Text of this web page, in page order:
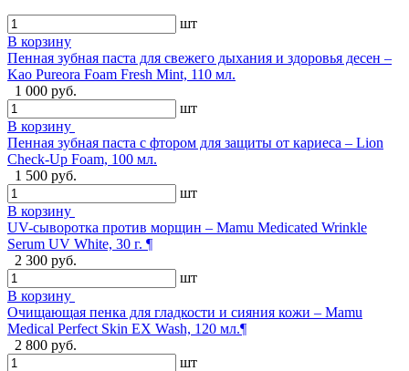
шт
В корзину
Пенная зубная паста для свежего дыхания и здоровья десен –
Kao Pureora Foam Fresh Mint, 110 мл.
1 000 руб.
шт
В корзину
Пенная зубная паста с фтором для защиты от кариеса – Lion
Check-Up Foam, 100 мл.
1 500 руб.
шт
В корзину
UV-сыворотка против морщин – Mamu Medicated Wrinkle
Serum UV White, 30 г. ¶
2 300 руб.
шт
В корзину
Очищающая пенка для гладкости и сияния кожи – Mamu
Medical Perfect Skin EX Wash, 120 мл.¶
2 800 руб.
шт